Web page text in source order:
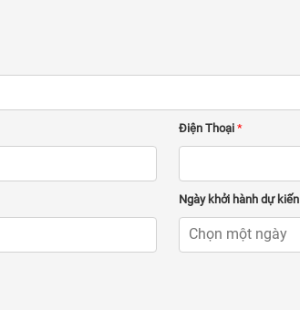
Điện Thoại *
Ngày khởi hành dự kiến